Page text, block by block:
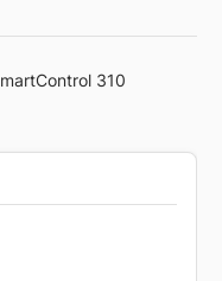
310